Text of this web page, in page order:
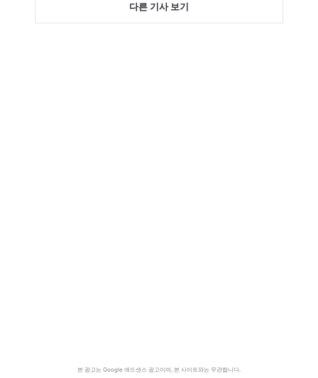
다른 기사 보기
본 광고는 Google 애드센스 광고이며, 본 사이트와는 무관합니다.